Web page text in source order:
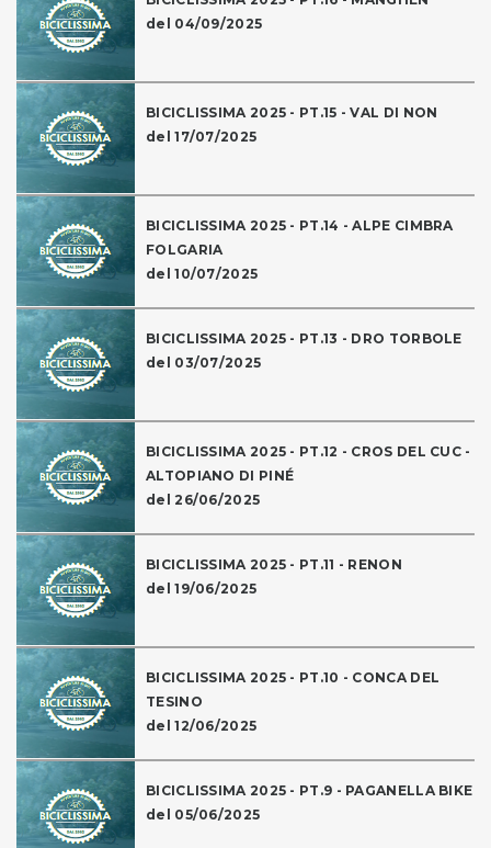
del 04/09/2025
BICICLISSIMA 2025 - PT.15 - VAL DI NON
del 17/07/2025
BICICLISSIMA 2025 - PT.14 - ALPE CIMBRA
FOLGARIA
del 10/07/2025
BICICLISSIMA 2025 - PT.13 - DRO TORBOLE
del 03/07/2025
BICICLISSIMA 2025 - PT.12 - CROS DEL CUC -
ALTOPIANO DI PINÉ
del 26/06/2025
BICICLISSIMA 2025 - PT.11 - RENON
del 19/06/2025
BICICLISSIMA 2025 - PT.10 - CONCA DEL
TESINO
del 12/06/2025
BICICLISSIMA 2025 - PT.9 - PAGANELLA BIKE
del 05/06/2025